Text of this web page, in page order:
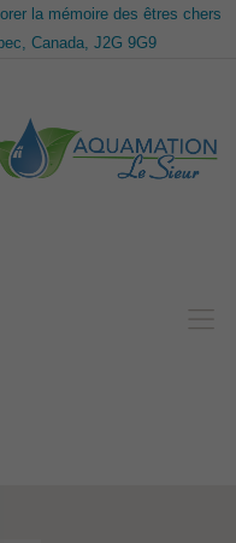
la mémoire des êtres chers
Canada, J2G 9G9